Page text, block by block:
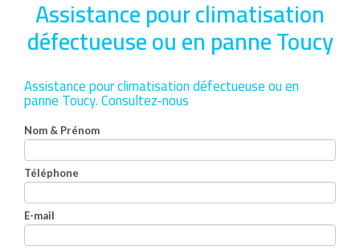
Assistance pour climatisation
défectueuse ou en panne Toucy
Assistance pour climatisation défectueuse ou en
panne Toucy.Consultez-nous
Nom & Prénom
Téléphone
E-mail